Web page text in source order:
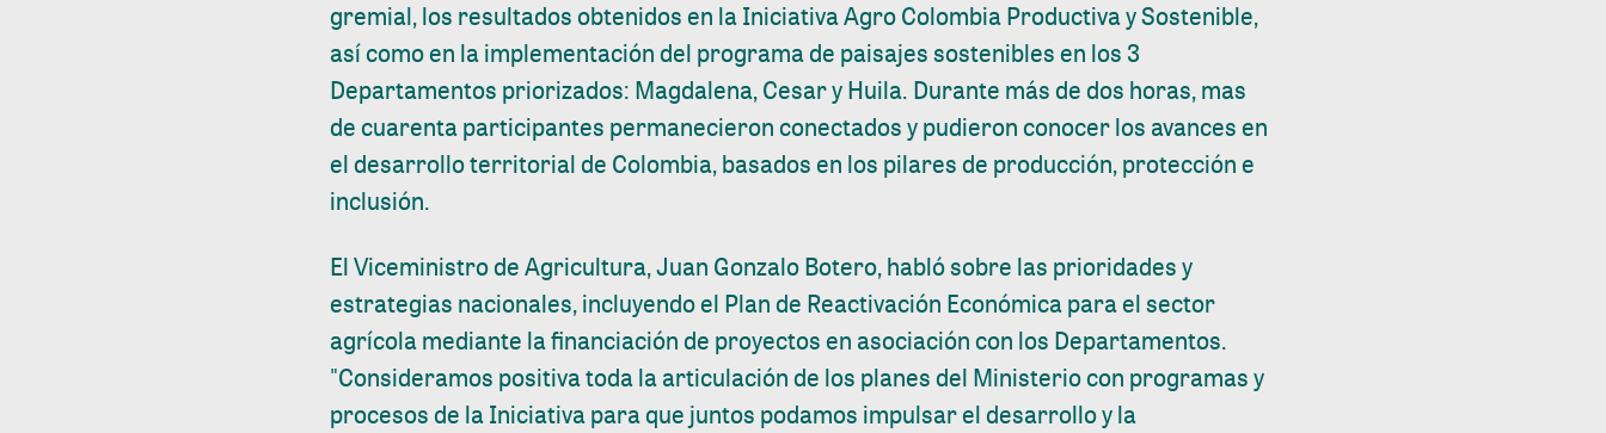
gremial, los resultados obtenidos en la Iniciativa Agro Colombia Productiva y Sostenible,
así como en la implementación del programa de paisajes sostenibles en los 3
Departamentos priorizados: Magdalena, Cesar y Huila. Durante más de dos horas, mas
de cuarenta participantes permanecieron conectados y pudieron conocer los avances en
el desarrollo territorial de Colombia, basados en los pilares de producción, protección e
inclusión.
El Viceministro de Agricultura, Juan Gonzalo Botero, habló sobre las prioridades y
estrategias nacionales, incluyendo el Plan de Reactivación Económica para el sector
agrícola mediante la financiación de proyectos en asociación con los Departamentos.
"Consideramos positiva toda la articulación de los planes del Ministerio con programas y
procesos de la Iniciativa para que juntos podamos impulsar el desarrollo y la